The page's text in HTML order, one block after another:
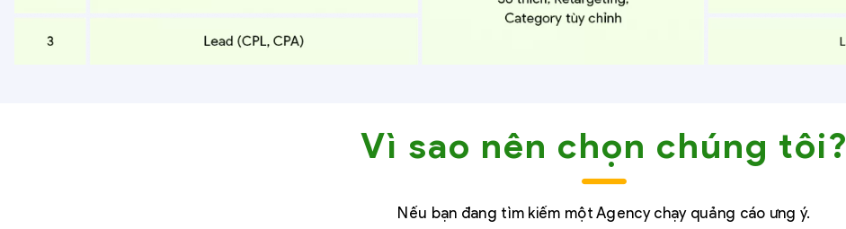
Vì sao nên chọn chúng tôi?
Nếu bạn đang tìm kiếm một Agency chạy quảng cáo ưng ý.